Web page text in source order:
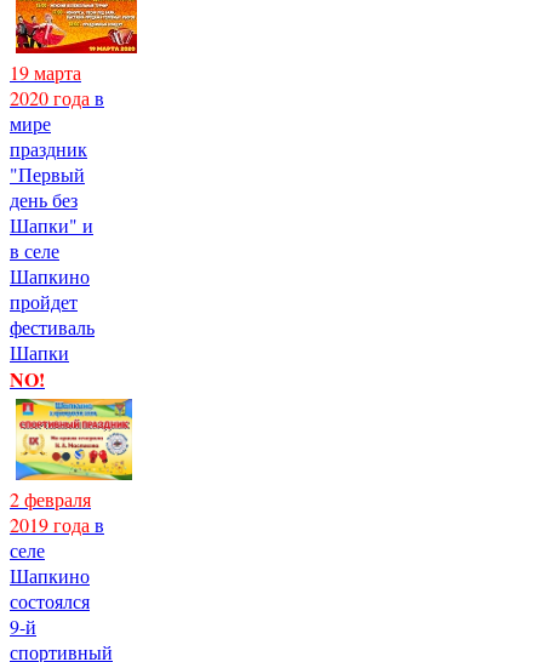
19 марта
2020 года в
мире
праздник
"Первый
день без
Шапки" и
в селе
Шапкино
пройдет
фестиваль
Шапки
NO!
2 февраля
2019 года в
селе
Шапкино
состоялся
9-й
спортивный